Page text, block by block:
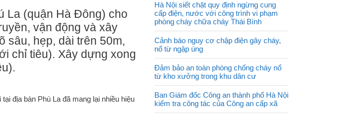
La (quận Hà Đông) cho
vận động và xây
sâu, hẹp, dài trên 50m,
chỉ tiêu). Xây dựng xong
địa bàn Phú La đã mang lại nhiều hiệu
Hà Nội siết chặt quy định ngừng cung
cấp điện, nước với công trình vi phạm
phòng cháy chữa cháy Thái Bình
Cảnh báo nguy cơ chập điện gây cháy,
nổ từ ngập úng
Đảm bảo an toàn phòng chống cháy nổ
từ kho xưởng trong khu dân cư
Ban Giám đốc Công an thành phố Hà Nội
kiểm tra công tác của Công an cấp xã